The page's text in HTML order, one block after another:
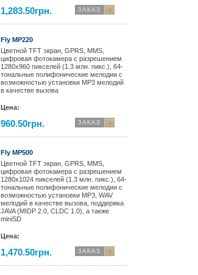
1,283.50грн.
Fly MP220
Цветной TFT экран, GPRS, MMS,
цифровая фотокамера с разрешением
1280x960 пикселей (1.3 млн. пикс.), 64-
тональные полифонические мелодии с
возможностью установки MP3 мелодий
в качестве вызова
Цена:
960.50грн.
Fly MP500
Цветной TFT экран, GPRS, MMS,
цифровая фотокамера с разрешением
1280x1024 пикселей (1.3 млн. пикс.), 64-
тональные полифонические мелодии с
возможностью установки MP3, WAV
мелодий в качестве вызова, поддержка
JAVA (MIDP 2.0, CLDC 1.0), а также
miniSD
Цена:
1,470.50грн.